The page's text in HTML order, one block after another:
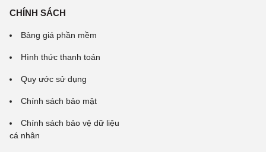
CHÍNH SÁCH
Bảng giá phần mềm
Hình thức thanh toán
Quy ước sử dụng
Chính sách bảo mật
Chính sách bảo vệ dữ liệu
cá nhân